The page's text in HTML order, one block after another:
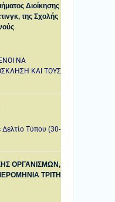
Διοίκησης
της Σχολής
ΝΑ
ΚΑΙ ΤΟΥΣ
Τύπου (30-
ΟΡΓΑΝΙΣΜΩΝ,
TΡΙΤΗ